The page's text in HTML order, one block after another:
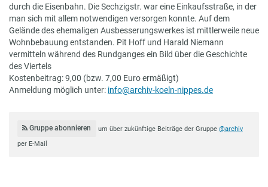
durch die Eisenbahn. Die Sechzigstr. war eine Einkaufsstraße, in der
man sich mit allem notwendigen versorgen konnte. Auf dem
Gelände des ehemaligen Ausbesserungswerkes ist mittlerweile neue
Wohnbebauung entstanden. Pit Hoff und Harald Niemann
vermitteln während des Rundganges ein Bild über die Geschichte
des Viertels
Kostenbeitrag: 9,00 (bzw. 7,00 Euro ermäßigt)
Anmeldung möglich unter: info@archiv-koeln-nippes.de
Gruppe abonnieren um über zukünftige Beiträge der Gruppe @archiv
per E-Mail